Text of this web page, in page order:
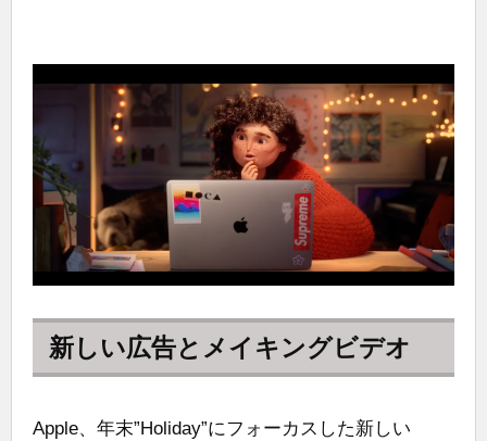
新しい広告とメイキングビデオ
Apple、年末”Holiday”にフォーカスした新しい